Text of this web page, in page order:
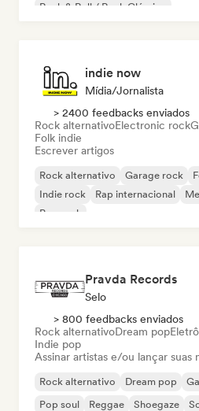
Rock & Roll / Rock Clássico
indie now
Mídia/Jornalista
> 2400 feedbacks enviados
Rock alternativoElectronic rock
Folk indie
Escrever artigos
Rock alternativo Garage rock
Indie rock
Rap internacional
Pop rock
Pravda Records
Selo
> 800 feedbacks enviados
Rock alternativoDream pop
Indie pop
Assinar artistas e/ou lançar suas
Rock alternativo Dream pop
Pop soul
Reggae Shoegaze